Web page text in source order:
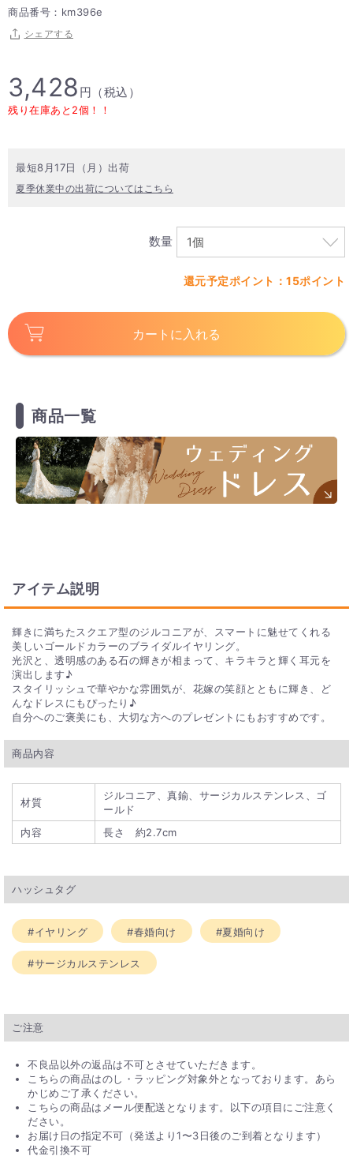
商品番号：km396e
シェアする
3,428 円（税込）
残り在庫あと2個！！
最短8月17日（月）出荷
夏季休業中の出荷についてはこちら
数量
還元予定ポイント：15ポイント
カートに入れる
商品一覧
アイテム説明
輝きに満ちたスクエア型のジルコニアが、スマートに魅せてくれる
美しいゴールドカラーのブライダルイヤリング。
光沢と、透明感のある石の輝きが相まって、キラキラと輝く耳元を
演出します♪
スタイリッシュで華やかな雰囲気が、花嫁の笑顔とともに輝き、ど
んなドレスにもぴったり♪
自分へのご褒美にも、大切な方へのプレゼントにもおすすめです。
商品内容
材質
ジルコニア、真鍮、サージカルステンレス、ゴ
ールド
内容
長さ 約2.7cm
ハッシュタグ
#イヤリング #春婚向け #夏婚向け
#サージカルステンレス
ご注意
不良品以外の返品は不可とさせていただきます。
こちらの商品はのし・ラッピング対象外となっております。あら
かじめご了承ください。
こちらの商品はメール便配送となります。以下の項目にご注意く
ださい。
お届け日の指定不可（発送より1〜3日後のご到着となります）
代金引換不可